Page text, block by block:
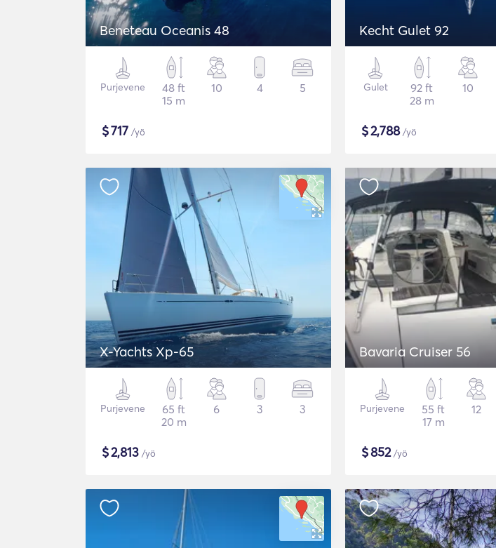
Beneteau Oceanis 48
Purjevene
48 ft
15 m
10 4 5
$717 /yö
Kecht Gulet 92
Gulet
92 ft
28 m
10
$2,788/yö
X-Yachts Xp-65
Purjevene
65 ft
20 m
6 3 3
$2,813 /yö
Bavaria Cruiser 56
Purjevene
55 ft
17 m
12
$852/yö